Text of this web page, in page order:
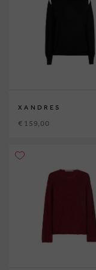
XANDRES
€ 159,00